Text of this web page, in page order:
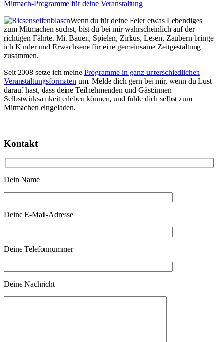
Mitmach-Programme für deine Veranstaltung
Wenn du für deine Feier etwas Lebendiges
zum Mitmachen suchst, bist du bei mir wahrscheinlich auf der
richtigen Fährte. Mit Bauen, Spielen, Zirkus, Lesen, Zaubern bringe
ich Kinder und Erwachsene für eine gemeinsame Zeitgestaltung
zusammen.
Seit 2008 setze ich meine Programme in ganz unterschiedlichen
Veranstaltungsformaten um. Melde dich gern bei mir, wenn du Lust
darauf hast, dass deine Teilnehmenden und Gäst:innen
Selbstwirksamkeit erleben können, und fühle dich selbst zum
Mitmachen eingeladen.
Kontakt
Dein Name
Deine E-Mail-Adresse
Deine Telefonnummer
Deine Nachricht